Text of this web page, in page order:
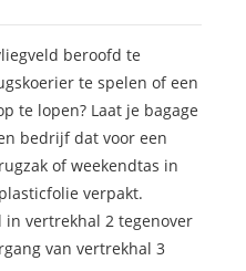
beroofd te
te spelen of een
te lopen? Laat je bagage
bedrijf dat voor een
of weekendtas in
verpakt.
in vertrekhal 2 tegenover
van vertrekhal 3